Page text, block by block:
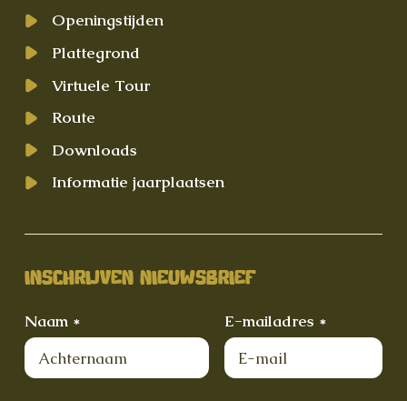
Openingstijden
Plattegrond
Virtuele Tour
Route
Downloads
Informatie jaarplaatsen
INSCHRIJVEN NIEUWSBRIEF
Naam * E-mailadres *